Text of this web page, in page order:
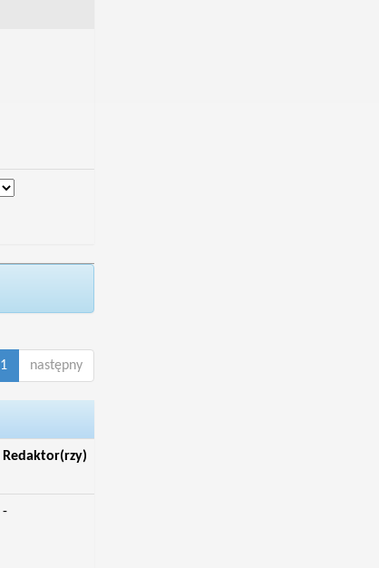
1 następny
Redaktor(rzy)
-